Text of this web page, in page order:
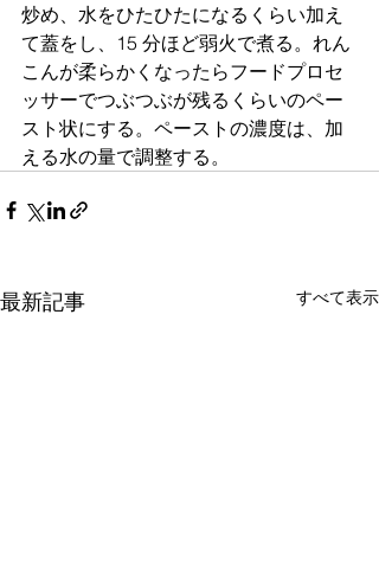
炒め、水をひたひたになるくらい加え
て蓋をし、15 分ほど弱火で煮る。れん
こんが柔らかくなったらフードプロセ
ッサーでつぶつぶが残るくらいのペー
スト状にする。ペーストの濃度は、加
える水の量で調整する。
最新記事 すべて表示